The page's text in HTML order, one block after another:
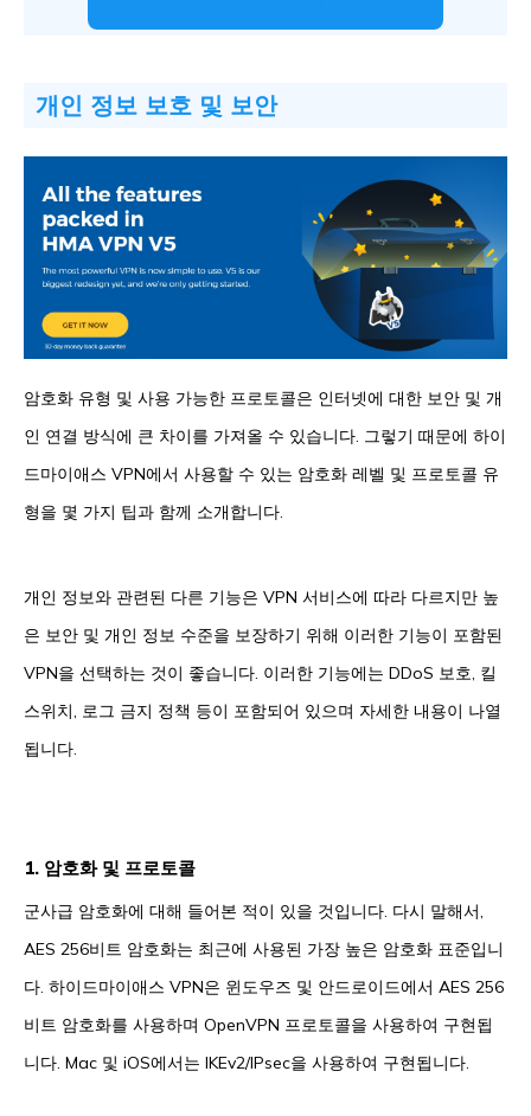
개인 정보 보호 및 보안
암호화 유형 및 사용 가능한 프로토콜은 인터넷에 대한 보안 및 개
인 연결 방식에 큰 차이를 가져올 수 있습니다. 그렇기 때문에 하이
드마이애스 VPN에서 사용할 수 있는 암호화 레벨 및 프로토콜 유
형을 몇 가지 팁과 함께 소개합니다.
개인 정보와 관련된 다른 기능은 VPN 서비스에 따라 다르지만 높
은 보안 및 개인 정보 수준을 보장하기 위해 이러한 기능이 포함된
VPN을 선택하는 것이 좋습니다. 이러한 기능에는 DDoS 보호, 킬
스위치, 로그 금지 정책 등이 포함되어 있으며 자세한 내용이 나열
됩니다.
1. 암호화 및 프로토콜
군사급 암호화에 대해 들어본 적이 있을 것입니다. 다시 말해서,
AES 256비트 암호화는 최근에 사용된 가장 높은 암호화 표준입니
다. 하이드마이애스 VPN은 윈도우즈 및 안드로이드에서 AES 256
비트 암호화를 사용하며 OpenVPN 프로토콜을 사용하여 구현됩
니다. Mac 및 iOS에서는 IKEv2/IPsec을 사용하여 구현됩니다.